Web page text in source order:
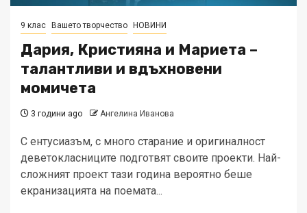
9 клас Вашето творчество НОВИНИ
Дария, Кристияна и Мариета –
талантливи и вдъхновени
момичета
3 години ago Ангелина Иванова
С ентусиазъм, с много старание и оригиналност
деветокласниците подготвят своите проекти. Най-
сложният проект тази година вероятно беше
екранизацията на поемата...